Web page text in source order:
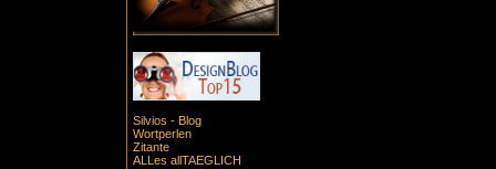
Silvios - Blog
Wortperlen
Zitante
ALLes allTAEGLICH